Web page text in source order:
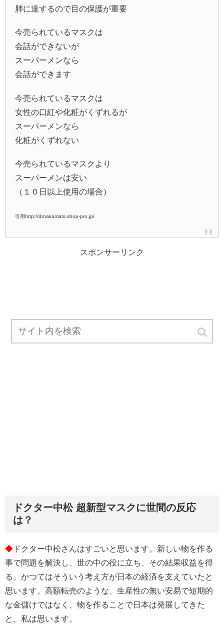
肺に達するので目の保護が重要
今売られているマスクは
会話ができないが
スーパーメンなら
会話ができます
今売られているマスクは
女性の口紅や化粧がくずれるが
スーパーメンなら
化粧がくずれない
今売られているマスクより
スーパーメンは安い
（１０日以上使用の場合）
引用http://drnakamats.shop-pro.jp/
スポンサーリンク
ドクター中松 超新型マスクに世間の反応
は？
◆ ドクター中松さんはすごいと思います。新しい物を作る
事で問題を解決し、世の中の役に立ち、その結果収益を得
る。かつてはそういう考え方が日本の経済を支えていたと
思います。高額転売のような、生産性の無い安易で短期的
な金儲けではなく、物を作ることで日本は発展してきた
と、私は思います。